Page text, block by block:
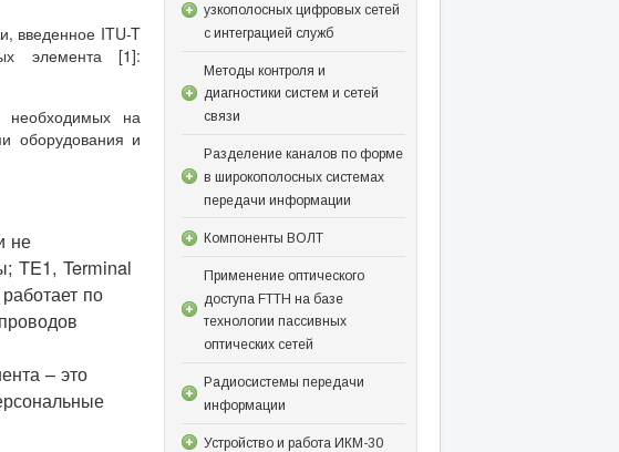
введенное ITU-T
элемента [1]:
необходимых на
оборудования и
не
TE1, Terminal
по
– это
узкополосных цифровых сетей
с интеграцией служб
Методы контроля и
диагностики систем и сетей
связи
Разделение каналов по форме
в широкополосных системах
передачи информации
Компоненты ВОЛТ
Применение оптического
доступа FTTH на базе
технологии пассивных
оптических сетей
Радиосистемы передачи
информации
Устройство и работа ИКМ-30